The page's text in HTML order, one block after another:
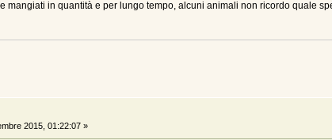
mangiati in quantità e per lungo tempo, alcuni animali non ricordo quale
2015, 01:22:07 »